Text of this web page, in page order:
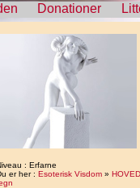
Donationer
: Erfarne
er her : Esoterisk Visdom »